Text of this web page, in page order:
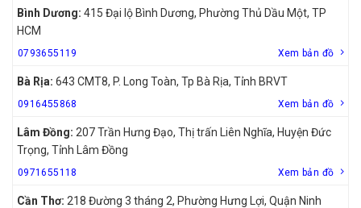
Bình Dương: 415 Đại lộ Bình Dương, Phường Thủ Dầu Một, TP
HCM
0793655119 Xem bản đồ
Bà Rịa: 643 CMT8, P. Long Toàn, Tp Bà Rịa, Tỉnh BRVT
0916455868 Xem bản đồ
Lâm Đồng: 207 Trần Hưng Đạo, Thị trấn Liên Nghĩa, Huyện Đức
Trọng, Tỉnh Lâm Đồng
0971655118 Xem bản đồ
Cần Thơ: 218 Đường 3 tháng 2, Phường Hưng Lợi, Quận Ninh